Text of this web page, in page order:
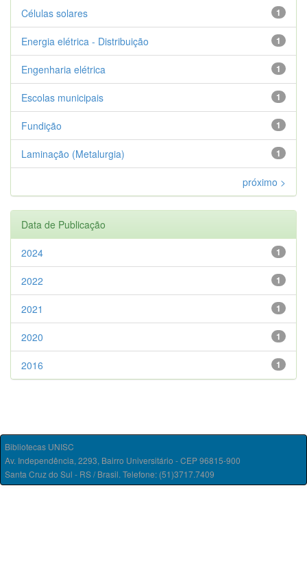
1
Células solares
1
Energia elétrica - Distribuição
1
Engenharia elétrica
1
Escolas municipais
1
Fundição
1
Laminação (Metalurgia)
próximo >
Data de Publicação
1
2024
1
2022
1
2021
1
2020
1
2016
Bibliotecas UNISC
Av. Independência, 2293, Bairro Universitário - CEP 96815-900
Santa Cruz do Sul - RS / Brasil. Telefone: (51)3717.7409